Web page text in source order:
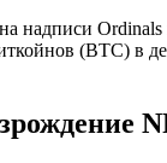
надписи Ordinals
(BTC) в